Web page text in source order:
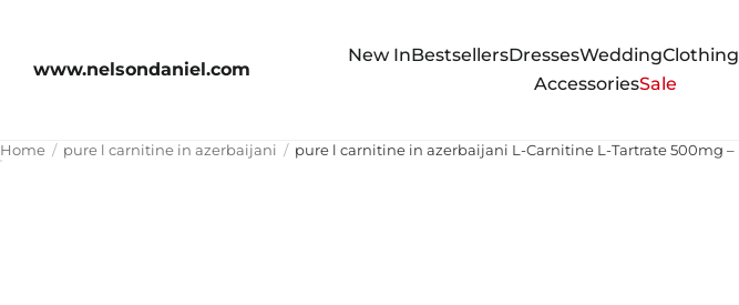
www.nelsondaniel.com
New InBestsellersDressesWeddingClothing
AccessoriesSale
Home pure l carnitine in azerbaijani